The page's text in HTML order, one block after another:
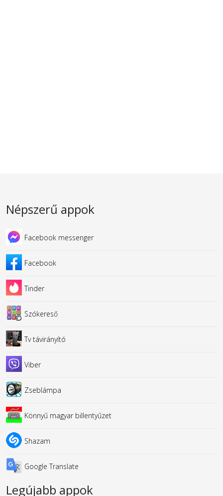
Népszerű appok
Facebook messenger
Facebook
Tinder
Szókereső
Tv távirányító
Viber
Zseblámpa
Könnyű magyar billentyűzet
Shazam
Google Translate
Legújabb appok